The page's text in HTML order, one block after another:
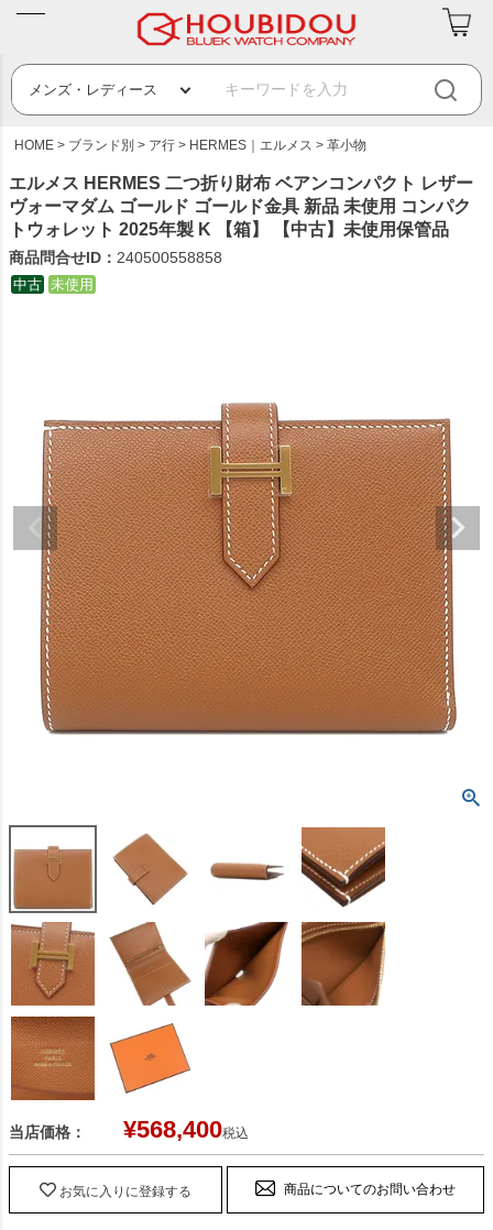
HOME ブランド別 ア行 HERMES｜エルメス 革小物
エルメス HERMES 二つ折り財布 ベアンコンパクト レザー
ヴォーマダム ゴールド ゴールド金具 新品 未使用 コンパク
トウォレット 2025年製 K 【箱】 【中古】未使用保管品
商品問合せID： 240500558858
中古 未使用
当店価格： ¥568,400税込
お気に入りに登録する 商品についてのお問い合わせ